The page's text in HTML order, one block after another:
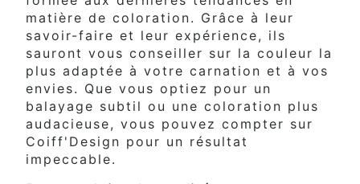
matière de coloration. Grâce à leur
savoir-faire et leur expérience, ils
sauront vous conseiller sur la couleur la
plus adaptée à votre carnation et à vos
envies. Que vous optiez pour un
balayage subtil ou une coloration plus
audacieuse, vous pouvez compter sur
Coiff'Design pour un résultat
impeccable.